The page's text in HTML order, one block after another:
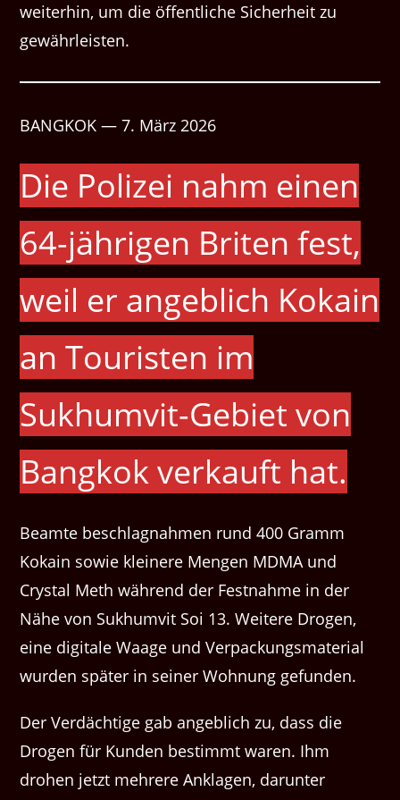
weiterhin, um die öffentliche Sicherheit zu
gewährleisten.
BANGKOK — 7. März 2026
Die Polizei nahm einen
64-jährigen Briten fest,
weil er angeblich Kokain
an Touristen im
Sukhumvit-Gebiet von
Bangkok verkauft hat.
Beamte beschlagnahmen rund 400 Gramm
Kokain sowie kleinere Mengen MDMA und
Crystal Meth während der Festnahme in der
Nähe von Sukhumvit Soi 13. Weitere Drogen,
eine digitale Waage und Verpackungsmaterial
wurden später in seiner Wohnung gefunden.
Der Verdächtige gab angeblich zu, dass die
Drogen für Kunden bestimmt waren. Ihm
drohen jetzt mehrere Anklagen, darunter